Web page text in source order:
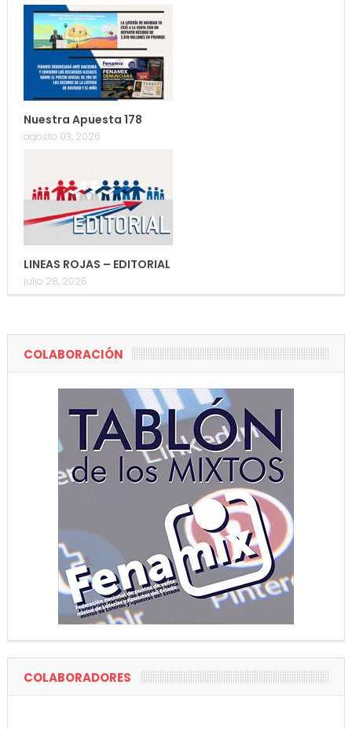
Nuestra Apuesta 178
agosto 03, 2026
LINEAS ROJAS – EDITORIAL
julio 28, 2026
COLABORACIÓN
COLABORADORES